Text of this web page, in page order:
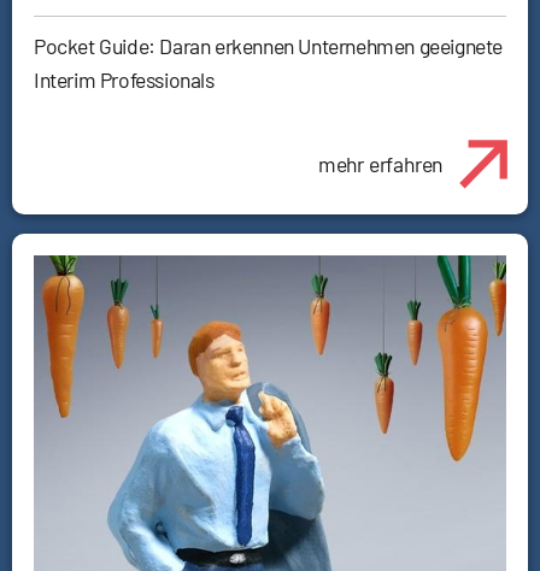
Pocket Guide: Daran erkennen Unternehmen geeignete
Interim Professionals
mehr erfahren